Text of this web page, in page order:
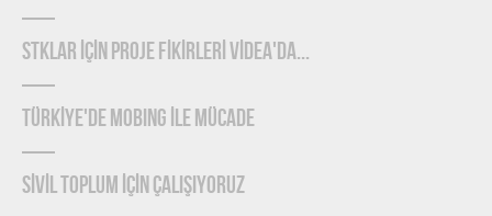
STKLAR İÇİN PROJE FİKİRLERİ VİDEA'DA...
TÜRKİYE'DE MOBING İLE MÜCADE
SİVİL TOPLUM İÇİN ÇALIŞIYORUZ